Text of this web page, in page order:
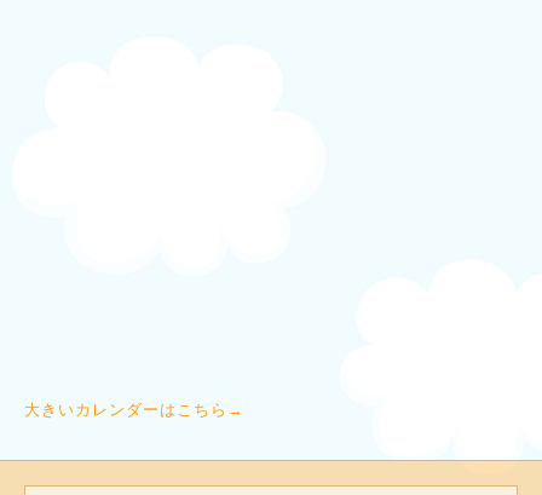
大きいカレンダーはこちら→